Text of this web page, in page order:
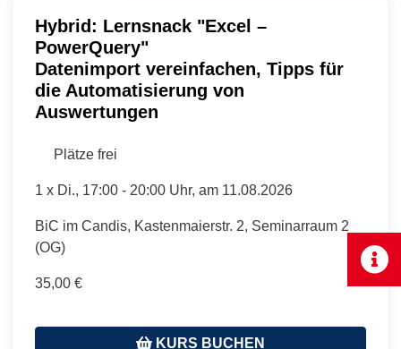
Hybrid: Lernsnack "Excel –
PowerQuery"
Datenimport vereinfachen, Tipps für
die Automatisierung von
Auswertungen
Plätze frei
1 x Di., 17:00 - 20:00 Uhr, am 11.08.2026
BiC im Candis, Kastenmaierstr. 2, Seminarraum 2
(OG)
35,00 €
KURS BUCHEN